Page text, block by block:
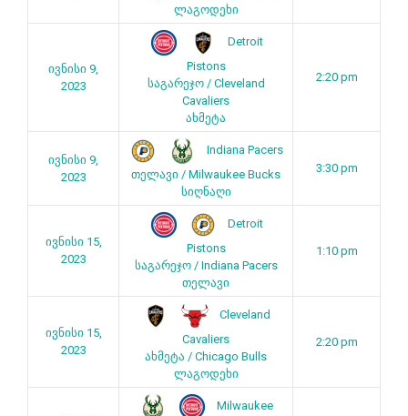
ლაგოდეხი
ივნისი 9,
2023
Detroit
Pistons
საგარეჯო / Cleveland
Cavaliers
ახმეტა
2:20 pm
ივნისი 9,
2023
Indiana Pacers
თელავი / Milwaukee Bucks
სიღნაღი
3:30 pm
ივნისი 15,
2023
Detroit
Pistons
საგარეჯო / Indiana Pacers
თელავი
1:10 pm
ივნისი 15,
2023
Cleveland
Cavaliers
ახმეტა / Chicago Bulls
ლაგოდეხი
2:20 pm
Milwaukee